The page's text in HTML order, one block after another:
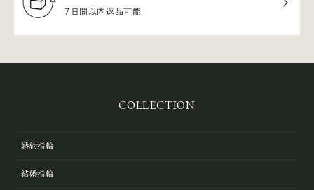
7日間以内返品可能
COLLECTION
婚約指輪
結婚指輪